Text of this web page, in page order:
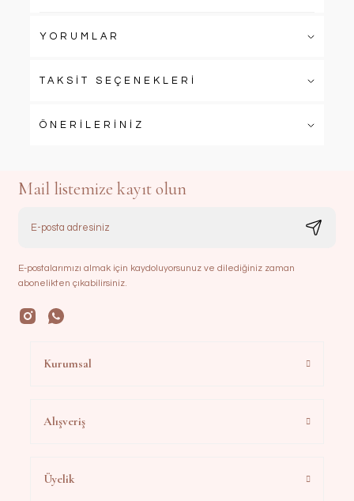
YORUMLAR
TAKSİT SEÇENEKLERİ
ÖNERİLERİNİZ
Mail listemize kayıt olun
E-postalarımızı almak için kaydoluyorsunuz ve dilediğiniz zaman
abonelikten çıkabilirsiniz.
Kurumsal
Alışveriş
Üyelik